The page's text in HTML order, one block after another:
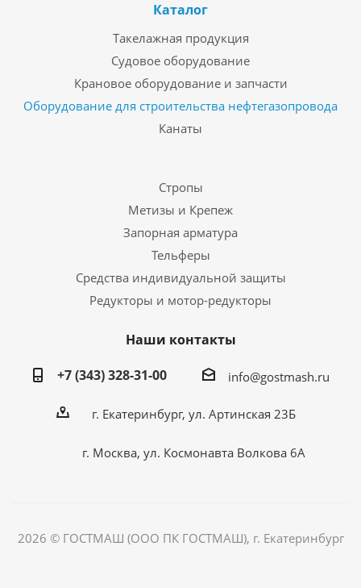
Каталог
Такелажная продукция
Судовое оборудование
Крановое оборудование и запчасти
Оборудование для строительства нефтегазопровода
Канаты
Стропы
Метизы и Крепеж
Запорная арматура
Тельферы
Средства индивидуальной защиты
Редукторы и мотор-редукторы
Наши контакты
+7 (343) 328-31-00
info@gostmash.ru
г. Екатеринбург, ул. Артинская 23Б
г. Москва, ул. Космонавта Волкова 6А
2026 © ГОСТМАШ (ООО ПК ГОСТМАШ), г. Екатеринбург